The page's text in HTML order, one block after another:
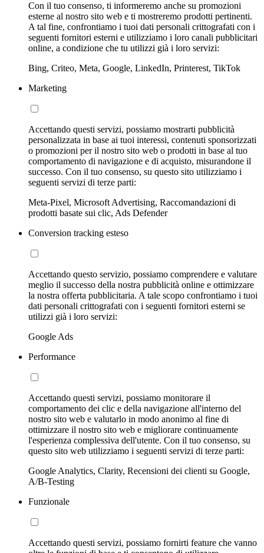
Con il tuo consenso, ti informeremo anche su promozioni
esterne al nostro sito web e ti mostreremo prodotti pertinenti.
A tal fine, confrontiamo i tuoi dati personali crittografati con i
seguenti fornitori esterni e utilizziamo i loro canali pubblicitari
online, a condizione che tu utilizzi già i loro servizi:
Bing, Criteo, Meta, Google, LinkedIn, Printerest, TikTok
Marketing
Accettando questi servizi, possiamo mostrarti pubblicità
personalizzata in base ai tuoi interessi, contenuti sponsorizzati
o promozioni per il nostro sito web o prodotti in base al tuo
comportamento di navigazione e di acquisto, misurandone il
successo. Con il tuo consenso, su questo sito utilizziamo i
seguenti servizi di terze parti:
Meta-Pixel, Microsoft Advertising, Raccomandazioni di
prodotti basate sui clic, Ads Defender
Conversion tracking esteso
Accettando questo servizio, possiamo comprendere e valutare
meglio il successo della nostra pubblicità online e ottimizzare
la nostra offerta pubblicitaria. A tale scopo confrontiamo i tuoi
dati personali crittografati con i seguenti fornitori esterni se
utilizzi già i loro servizi:
Google Ads
Performance
Accettando questi servizi, possiamo monitorare il
comportamento dei clic e della navigazione all'interno del
nostro sito web e valutarlo in modo anonimo al fine di
ottimizzare il nostro sito web e migliorare continuamente
l'esperienza complessiva dell'utente. Con il tuo consenso, su
questo sito web utilizziamo i seguenti servizi di terze parti:
Google Analytics, Clarity, Recensioni dei clienti su Google,
A/B-Testing
Funzionale
Accettando questi servizi, possiamo fornirti feature che vanno